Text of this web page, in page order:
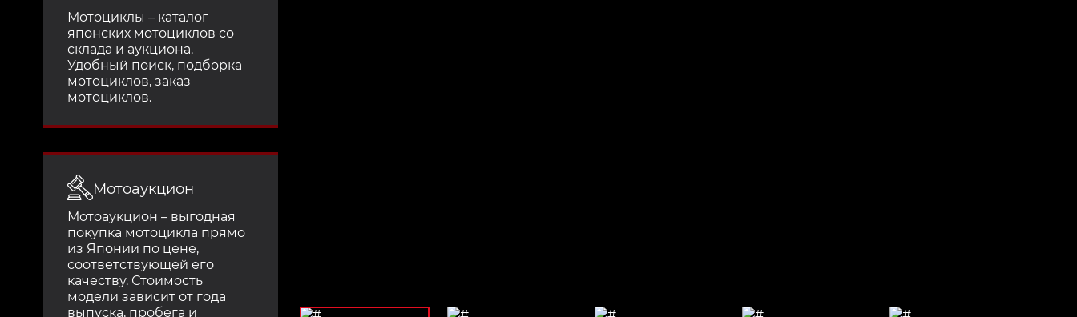
Мотоциклы – каталог
японских мотоциклов со
склада и аукциона.
Удобный поиск, подборка
мотоциклов, заказ
мотоциклов.
Мотоаукцион
Мотоаукцион – выгодная
покупка мотоцикла прямо
из Японии по цене,
соответствующей его
качеству. Стоимость
модели зависит от года
выпуска, пробега и